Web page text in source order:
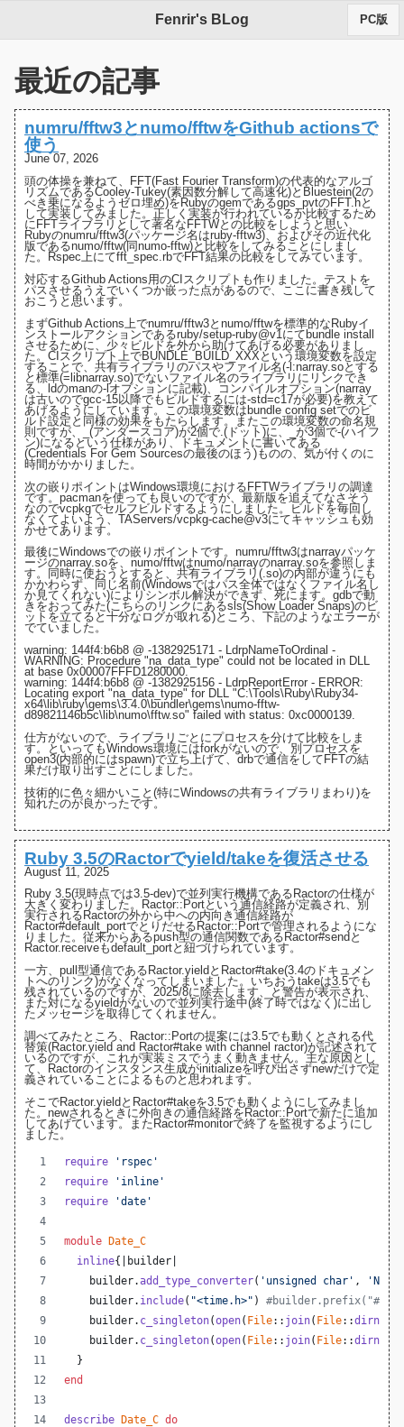
Fenrir's BLog PC版
最近の記事
numru/fftw3とnumo/fftwをGithub actionsで
使う
June 07, 2026
頭の体操を兼ねて、FFT(Fast Fourier Transform)の代表的なアルゴ
リズムであるCooley-Tukey(素因数分解して高速化)と Bluestein(2の
べき乗になるようゼロ埋め)をRubyのgemであるgps_pvtのFFT.hと
して実装してみました。正しく実装が行われているか比較するため
にFFTライブラリとして著名な FFTWとの比較をしようと思い、
Rubyのnumru/fftw3(パッケージ名はruby-fftw3)、およびその近代化
版であるnumo/fftw(同numo-fftw)と比較をしてみることにしまし
た。Rspec上にてfft_spec.rbでFFT結果の比較をしてみています。
対応するGithub Actions用のCIスクリプト も作りました。テストを
パスさせるうえでいくつか嵌った点があるので、ここに書き残して
おこうと思います。
まずGithub Actions上でnumru/fftw3とnumo/fftwを標準的なRubyイ
ンストールアクションであるruby/setup-ruby@v1にてbundle install
させるために、少々ビルドを外から助けてあげる必要がありまし
た。 CIスクリプト上でBUNDLE_BUILD_XXXという環境変数を設定
する ことで、共有ライブラリのパスやファイル名(-l:narray.soとする
と標準(=libnarray.so)でないファイル名のライブラリにリンクでき
る、
ldのmanの-lオプションに記載)、コンパイルオプション(narray
は古いのでgcc-15以降でもビルドするには-std=c17が必要)を教えて
あげるようにしています。この環境変数は bundle config setでのビ
ルド設定 と同様の効果をもたらします。またこの環境変数の命名規
則ですが、_(アンダースコア)が2個で.(ドット)に、_が3個で-(ハイフ
ン)になるという仕様があり、 ドキュメントに書いてある
(Credentials For Gem Sourcesの最後のほう)ものの、気が付くのに
時間がかかりました。
次の嵌りポイントはWindows環境におけるFFTWライブラリの調達
です。pacmanを使っても良いのですが、最新版を追えてなさそう
なのでvcpkgでセルフビルドするようにしました。ビルドを毎回し
なくてよいよう、 TAServers/vcpkg-cache@v3にてキャッシュ も効
かせてあります。
最後にWindowsでの嵌りポイントです。numru/fftw3はnarrayパッケ
ージのnarray.soを、numo/fftwはnumo/narrayのnarray.soを参照しま
す。同時に使おうとすると、共有ライブラリ(.so)の内部が違うにも
かかわらず、同じ名前(Windowsではパス全体ではなくファイル名し
か見てくれない)によりシンボル解決ができず、死にます。gdbで動
きをおってみた(こちらのリンクにあるsls(Show Loader Snaps)のビ
ットを立てると十分なログが取れる)ところ、下記のようなエラーが
でていました。
warning: 144f4:b6b8 @ -1382925171 - LdrpNameToOrdinal -
WARNING: Procedure "na_data_type" could not be located in DLL
at base 0x00007FFFD1280000.
warning: 144f4:b6b8 @ -1382925156 - LdrpReportError - ERROR:
Locating export "na_data_type" for DLL "C:\Tools\Ruby\Ruby34-
x64\lib\ruby\gems\3.4.0\bundler\gems\numo-fftw-
d89821146b5c\lib\numo\fftw.so" failed with status: 0xc0000139.
仕方がないので、ライブラリごとにプロセスを分けて比較をしま
す。といってもWindows環境にはforkがないので、別プロセスを
open3(内部的にはspawn)で立ち上げて、drbで通信をしてFFTの結
果だけ取り出す ことにしました。
技術的に色々細かいこと(特にWindowsの共有ライブラリまわり)を
知れたのが良かったです。
Ruby 3.5のRactorでyield/takeを復活させる
August 11, 2025
Ruby 3.5(現時点では3.5-dev)で並列実行機構であるRactorの仕様が
大きく変わりました。 Ractor::Portという通信経路が定義され、別
実行されるRactorの外から中への内向き通信経路が
Ractor#default_portでとりだせるRactor::Portで管理されるようにな
りました。従来からあるpush型の通信関数である Ractor#send と
Ractor.receiveもdefault_portと紐づけられています。
一方、pull型通信である Ractor.yield と Ractor#take(3.4のドキュメン
トへのリンク)がなくなってしまいました。いちおうtakeは3.5でも
残されているのですが、 2025/8に除去します、と警告が表示され、
また対になるyieldがないので並列実行途中(終了時ではなく)に出し
たメッセージを取得してくれません。
調べてみたところ、Ractor::Portの提案には3.5でも動くとされる代
替策(Ractor.yield and Ractor#take with channel ractor)が記述されて
いるのですが、これが実装ミスでうまく動きません。主な原因とし
て、Ractorのインスタンス生成がinitializeを呼び出さずnewだけで定
義されている ことによるものと思われます。
そこでRactor.yieldとRactor#takeを3.5でも動くようにしてみまし
た。newされるときに外向きの通信経路をRactor::Portで新たに追加
してあげています。またRactor#monitorで終了を監視するようにし
ました。
require
'rspec'
require
'inline'
require
'date'
module Date_C
inline{ builder
builder.add_type_converter( 'unsigned char' ,
builder. include( "<time.h>" )
builder. c_singleton(open( File:: join( File::dirname
builder. c_singleton(open( File:: join( File::dirname
}
end
describe Date_C do